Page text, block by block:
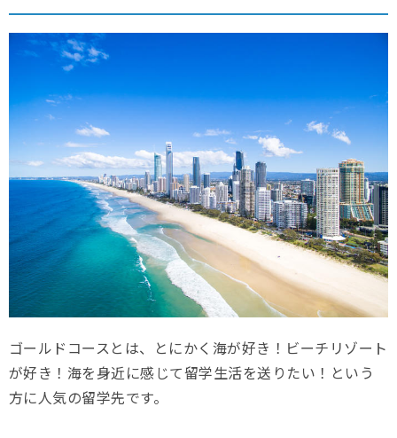
ゴールドコースとは、とにかく海が好き！ビーチリゾート
が好き！海を身近に感じて留学生活を送りたい！という
方に人気の留学先です。